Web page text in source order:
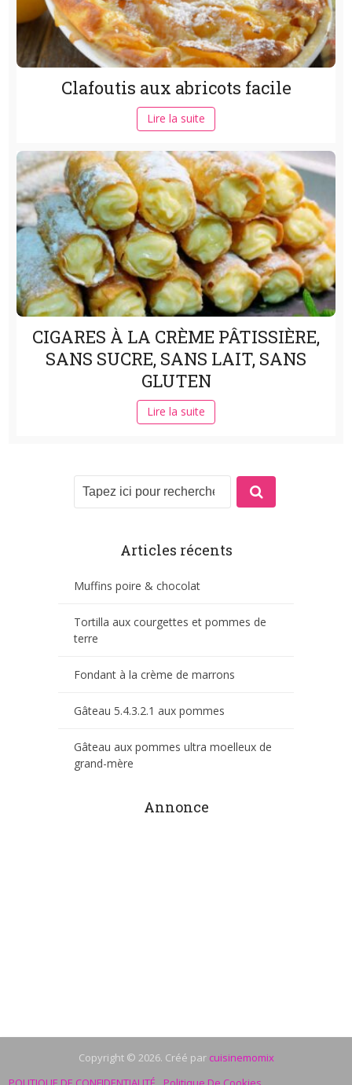
Clafoutis aux abricots facile
Lire la suite
CIGARES À LA CRÈME PÂTISSIÈRE,
SANS SUCRE, SANS LAIT, SANS
GLUTEN
Lire la suite
Articles récents
Muffins poire & chocolat
Tortilla aux courgettes et pommes de
terre
Fondant à la crème de marrons
Gâteau 5.4.3.2.1 aux pommes
Gâteau aux pommes ultra moelleux de
grand-mère
Annonce
Copyright © 2026. Créé par cuisinemomix